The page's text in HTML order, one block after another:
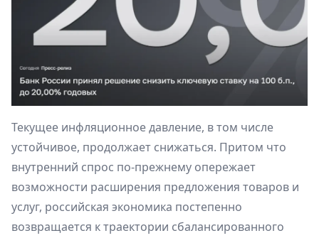
Текущее инфляционное давление, в том числе
устойчивое, продолжает снижаться. Притом что
внутренний спрос по-прежнему опережает
возможности расширения предложения товаров и
услуг, российская экономика постепенно
возвращается к траектории сбалансированного